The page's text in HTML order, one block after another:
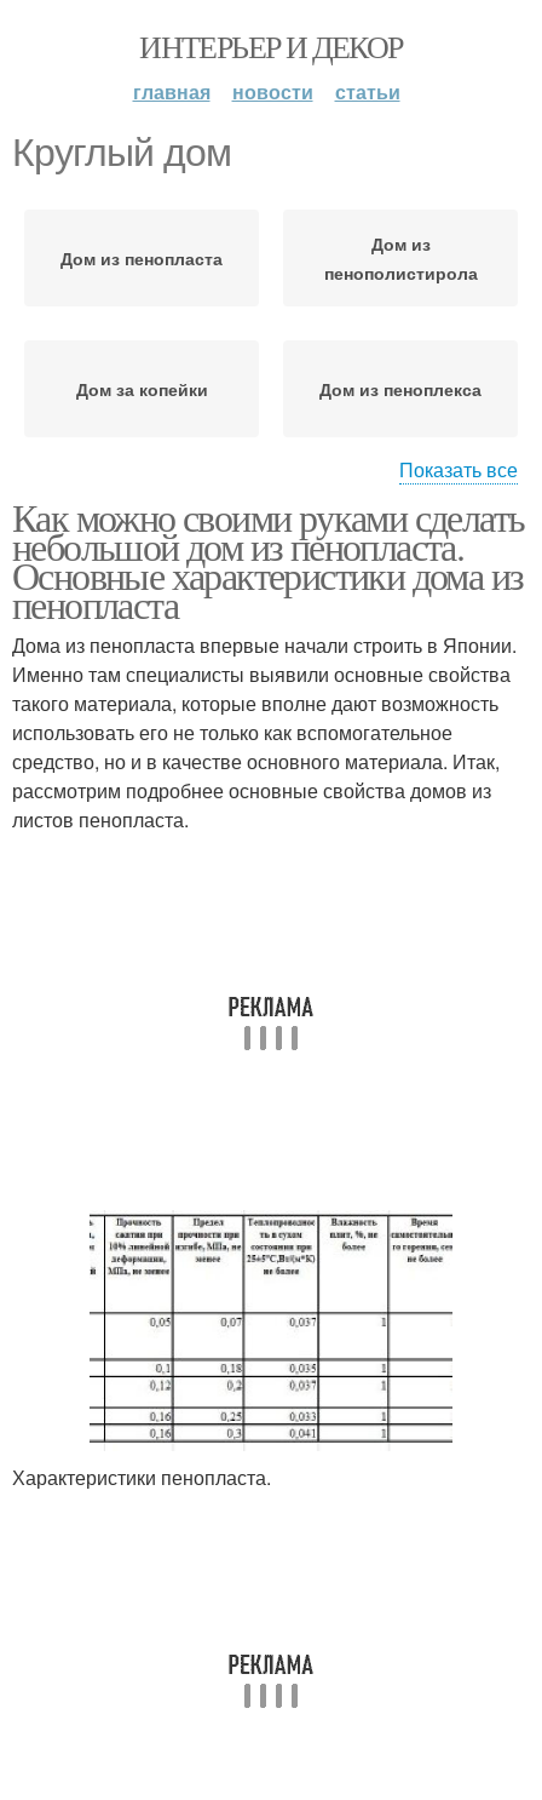
ИНТЕРЬЕР И ДЕКОР
главная новости статьи
Круглый дом
Дом из пенопласта
Дом из
пенополистирола
Дом за копейки Дом из пеноплекса
Дом из глины Дом из соломы
Купольный дом Дом из веток
Пенопластовый дом Модульный дом
Показать все
Как можно своими руками сделать
небольшой дом из пенопласта.
Основные характеристики дома из
пенопласта
Дома из пенопласта впервые начали строить в Японии.
Именно там специалисты выявили основные свойства
такого материала, которые вполне дают возможность
использовать его не только как вспомогательное
средство, но и в качестве основного материала. Итак,
рассмотрим подробнее основные свойства домов из
листов пенопласта.
Характеристики пенопласта.